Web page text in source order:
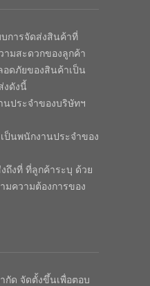
การจัดส่งสินค้าที่
ามสะดวกของลูกค้า
อดภัยของสินค้าเป็น
งดังนี้
นประจำของบริษัทฯ
ป็นพนักงานประจำของ
ถึงที่ ที่ลูกค้าระบุ ด้วย
มความต้องการของ
กัด จัดตั้งขึ้นเพื่อตอบ